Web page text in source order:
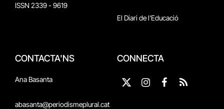
ISSN 2339 - 9619
El Diari de l'Educació
CONTACTA'NS
Ana Basanta
abasanta@periodismeplural.cat
CONNECTA
X
Instagram
Facebook
RSS